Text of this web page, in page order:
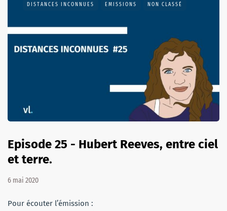
DISTANCES INCONNUES EMISSIONS NON CLASSÉ
Episode 25 - Hubert Reeves, entre ciel
et terre.
6 mai 2020
Pour écouter l’émission :